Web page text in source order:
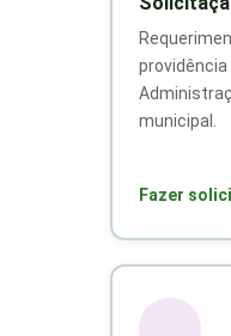
municipal.
Fazer